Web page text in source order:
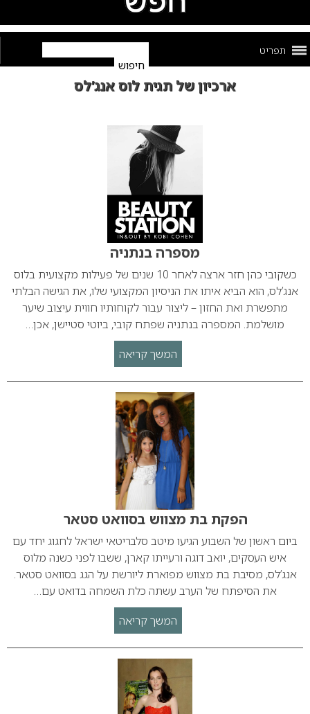
תפריט
ארכיון של תגית לוס אנג’לס
מספרה בנתניה
כשקובי כהן חזר ארצה לאחר 10 שנים של פעילות מקצועית בלוס
אנג’לס, הוא הביא איתו את הניסיון המקצועי שלו, את הגישה הבלתי
מתפשרת ואת החזון – ליצור עבור לקוחותיו חווית עיצוב שיער
מושלמת. המספרה בנתניה שפתח קובי, ביוטי סטיישן, אכן…
המשך קריאה
הפקת בת מצווש בסוואט סטאר
ביום ראשון של השבוע הגיעו מיטב סלבריטאי ישראל לחגוג יחד עם
איש העסקים, יואב דוגה ורעייתו קארן, ששבו לפני כשנה מלוס
אנג’לס, מסיבת בת מצווש מפוארת ליורשת על הגג בסוואט סטאר.
את הסיפתח של הערב עשתה כלת השמחה בדואט עם…
המשך קריאה